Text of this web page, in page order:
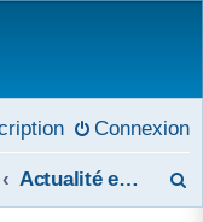
Connexion
Actualité et thèmes secondaires